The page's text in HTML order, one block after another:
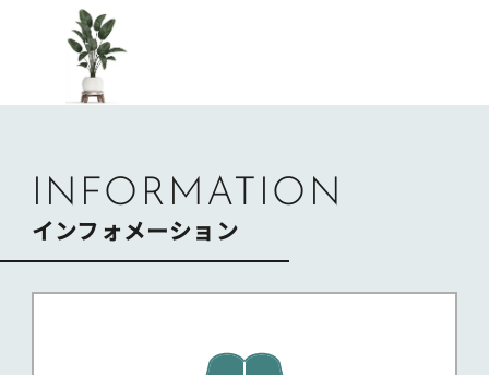
INFORMATION
インフォメーション